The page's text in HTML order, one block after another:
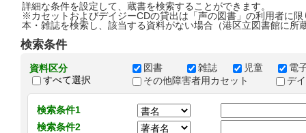
詳細な条件を設定して、蔵書を検索することができます。
※カセットおよびデイジーCDの貸出は「声の図書」の利用者に限
本・雑誌を検索し、該当する資料がない場合（港区立図書館に所
検索条件
資料区分
すべて選択
図書 雑誌 児童
電
その他障害者用カセット
デ
検索条件1
検索条件2